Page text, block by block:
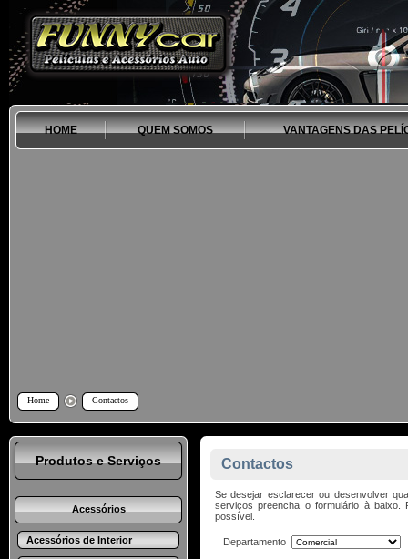
HOME QUEM SOMOS VANTAGENS DAS
Home Contactos
Produtos e Serviços
Acessórios
Acessórios de Interior
Contactos
Se desejar esclarecer ou desenvolver
serviços preencha o formulário à baixo.
possível.
Departamento